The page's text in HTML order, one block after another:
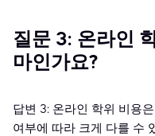
질문 3: 온라인
마인가요?
답변 3: 온라인 학위 비용
여부에 따라 크게 다를 수